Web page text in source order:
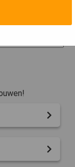
dan op